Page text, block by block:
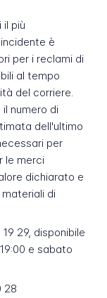
più
è
per i reclami di
al tempo
del corriere.
numero di
dell'ultimo
per
le merci
dichiarato e
di
29, disponibile
e sabato
28